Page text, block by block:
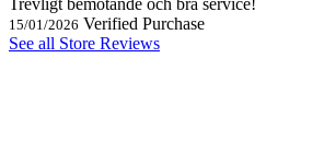
Trevligt bemötande och bra service!
15/01/2026 Verified Purchase
See all Store Reviews